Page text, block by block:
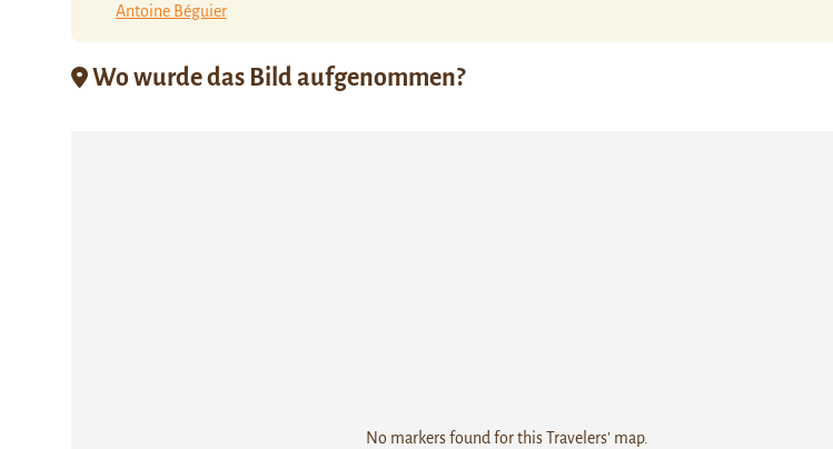
Antoine Béguier
Wo wurde das Bild aufgenommen?
No markers found for this Travelers' map.